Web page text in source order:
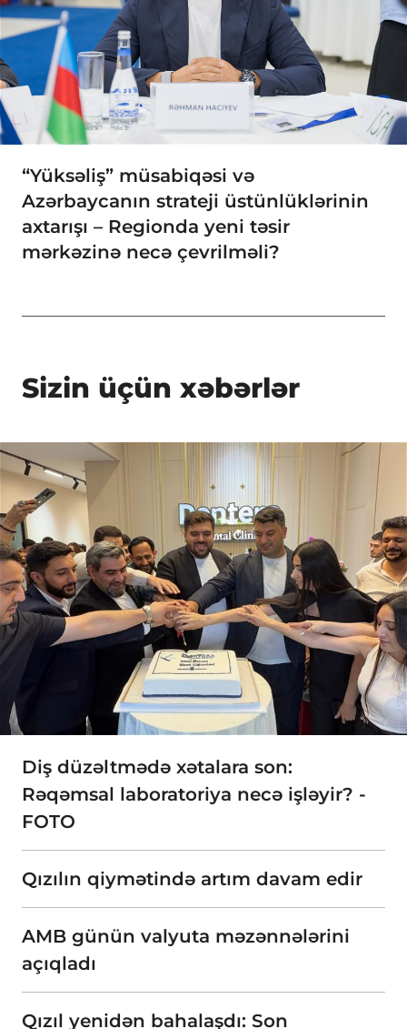
“Yüksəliş” müsabiqəsi və
Azərbaycanın strateji üstünlüklərinin
axtarışı – Regionda yeni təsir
mərkəzinə necə çevrilməli?
Sizin üçün xəbərlər
Diş düzəltmədə xətalara son:
Rəqəmsal laboratoriya necə işləyir? -
FOTO
Qızılın qiymətində artım davam edir
AMB günün valyuta məzənnələrini
açıqladı
Qızıl yenidən bahalaşdı: Son